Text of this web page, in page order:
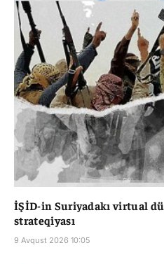
İŞİD-in Suriyadakı virtual
strateqiyası
9 Avqust 2026 10:05